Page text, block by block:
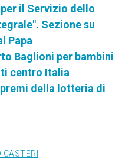
il Servizio dello
Sezione su
Papa
Baglioni per bambini
centro Italia
della lotteria di